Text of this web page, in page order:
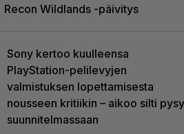
Recon Wildlands -päivitys
Sony kertoo kuulleensa
PlayStation-pelilevyjen
valmistuksen lopettamisesta
nousseen kritiikin – aikoo silti
suunnitelmassaan